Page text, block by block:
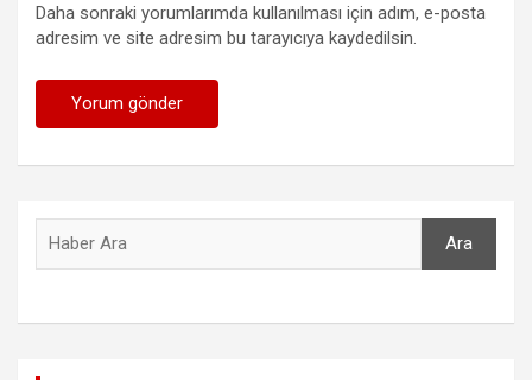
Daha sonraki yorumlarımda kullanılması için adım, e-posta
adresim ve site adresim bu tarayıcıya kaydedilsin.
Ara